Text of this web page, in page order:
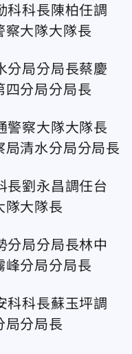
科科長陳柏任調
察大隊大隊長
分局分局長蔡慶
四分局分局長
警察大隊大隊長
局清水分局分局長
長劉永昌調任台
隊大隊長
分局分局長林中
峰分局分局長
科科長蘇玉坪調
局分局長